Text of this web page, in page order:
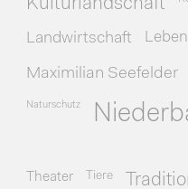
Kulturlandschaft
Landwirtschaft
Maximilian Seefelder
Naturschutz
Theater Tiere